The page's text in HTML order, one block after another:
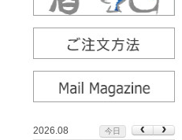
2026.08
今日